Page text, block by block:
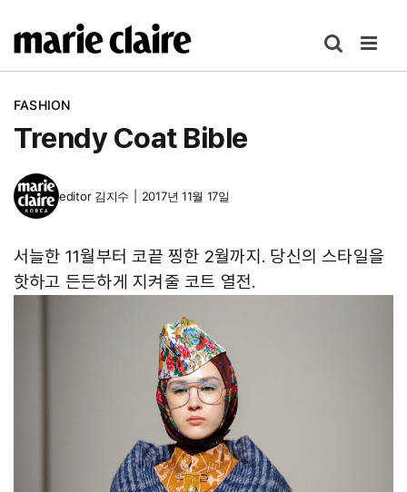
텐
FASHION
Trendy Coat Bible
editor 김지수 2017년 11월 17일
서늘한 11월부터 코끝 찡한 2월까지. 당신의 스타일을
핫하고 든든하게 지켜줄 코트 열전.